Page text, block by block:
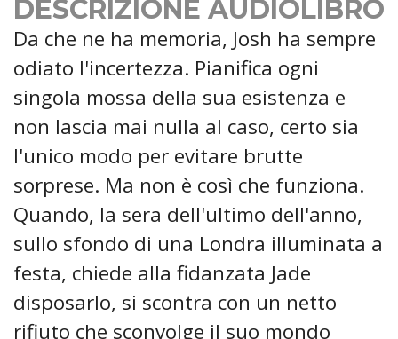
DESCRIZIONE AUDIOLIBRO
Da che ne ha memoria, Josh ha sempre
odiato l'incertezza. Pianifica ogni
singola mossa della sua esistenza e
non lascia mai nulla al caso, certo sia
l'unico modo per evitare brutte
sorprese. Ma non è così che funziona.
Quando, la sera dell'ultimo dell'anno,
sullo sfondo di una Londra illuminata a
festa, chiede alla fidanzata Jade
disposarlo, si scontra con un netto
rifiuto che sconvolge il suo mondo